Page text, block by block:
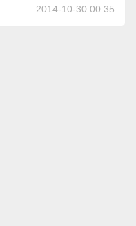
2014-10-30 00:35